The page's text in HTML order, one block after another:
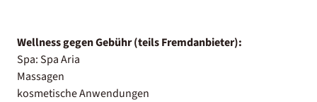
Wellness gegen Gebühr (teils Fremdanbieter):
Spa: Spa Aria
Massagen
kosmetische Anwendungen